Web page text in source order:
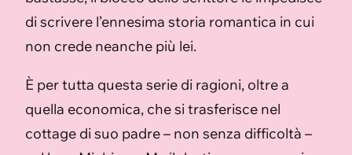
di scrivere l’ennesima storia romantica in cui
non crede neanche più lei.
È per tutta questa serie di ragioni, oltre a
quella economica, che si trasferisce nel
cottage di suo padre – non senza difficoltà –